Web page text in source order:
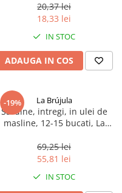
20,37 lei
18,33 lei
IN STOC
ADAUGA IN COS
-19% La Brújula
Sardine, intregi, in ulei de
masline, 12-15 bucati, La
69,25 lei
55,81 lei
IN STOC